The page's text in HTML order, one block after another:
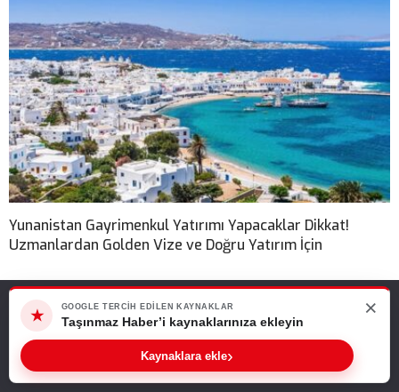
Yunanistan Gayrimenkul Yatırımı Yapacaklar Dikkat!
Uzmanlardan Golden Vize ve Doğru Yatırım İçin
Akıllı Binalara İlgi Artıyor! Yatırımcıların Gayrimenkul Tercihleri Değişiyor
Web sitemizde size en iyi deneyimi sunabilmemiz için çerezleri
kullanıyoruz. Bu siteyi kullanmaya devam ederseniz, bunu kabul
ettiğinizi varsayarız.
Tamam
★
GOOGLE TERCIH EDILEN KAYNAKLAR
Taşınmaz Haber’i kaynaklarınıza ekleyin
Kaynaklara ekle›
×